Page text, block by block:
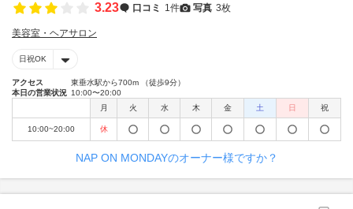
3.23 口コミ 1件 写真 3枚
美容室・ヘアサロン
日祝OK
アクセス
東垂水駅から700m （徒歩9分）
本日の営業状況 10:00〜20:00
月
火 水 木 金 土 日 祝
10:00~20:00 休
NAP ON MONDAYのオーナー様ですか？